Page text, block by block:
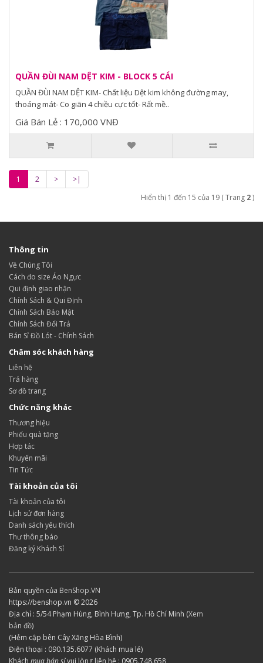
QUẦN ĐÙI NAM DỆT KIM - BLOCK 5 CÁI
QUẦN ĐÙI NAM DỆT KIM- Chất liệu Dệt kim không đường may,
thoáng mát- Co giãn 4 chiều cực tốt- Rất mề..
Giá Bán Lẻ : 170,000 VNĐ
1 2 >
>|
Hiển thị 1 đến 15 của 19 ( Trang 2)
Thông tin
Về Chúng Tôi
Cách đo size Áo Ngực
Qui định giao nhận
Chính Sách & Qui Định
Chính Sách Bảo Mật
Chính Sách Đổi Trả
Bán Sỉ Đồ Lót - Chính Sách
Chăm sóc khách hàng
Liên hệ
Trả hàng
Sơ đồ trang
Chức năng khác
Thương hiệu
Phiếu quà tặng
Hợp tác
Khuyến mãi
Tin Tức
Tài khoản của tôi
Tài khoản của tôi
Lịch sử đơn hàng
Danh sách yêu thích
Thư thông báo
Đăng ký Khách Sỉ
Bản quyền của BenShop.VN
https://benshop.vn © 2026
Địa chỉ : 5/54 Phạm Hùng, Bình Hưng, Tp. Hồ Chí Minh (Xem
bản đồ)
(Hẻm cập bên Cây Xăng Hòa Bình)
Điện thoại : 090.135.6077 (Khách mua lẻ)
Khách mua bán sỉvui lòng liên hệ : 0905.748.658